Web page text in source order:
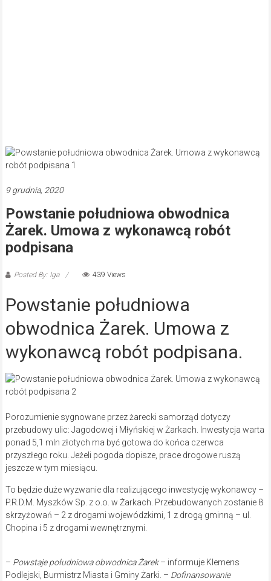
9 grudnia, 2020
Powstanie południowa obwodnica
Żarek. Umowa z wykonawcą robót
podpisana
Posted By: Iga 439 Views
Powstanie południowa
obwodnica Żarek. Umowa z
wykonawcą robót podpisana.
Porozumienie sygnowane przez żarecki samorząd dotyczy
przebudowy ulic: Jagodowej i Młyńskiej w Żarkach. Inwestycja warta
ponad 5,1 mln złotych ma być gotowa do końca czerwca
przyszłego roku. Jeżeli pogoda dopisze, prace drogowe ruszą
jeszcze w tym miesiącu.
To będzie duże wyzwanie dla realizującego inwestycję wykonawcy –
P.R.D.M. Myszków Sp. z o.o. w Żarkach. Przebudowanych zostanie 8
skrzyżowań – 2 z drogami wojewódzkimi, 1 z drogą gminną – ul.
Chopina i 5 z drogami wewnętrznymi.
– Powstaje południowa obwodnica Żarek– informuje Klemens
Podlejski, Burmistrz Miasta i Gminy Żarki. – Dofinansowanie